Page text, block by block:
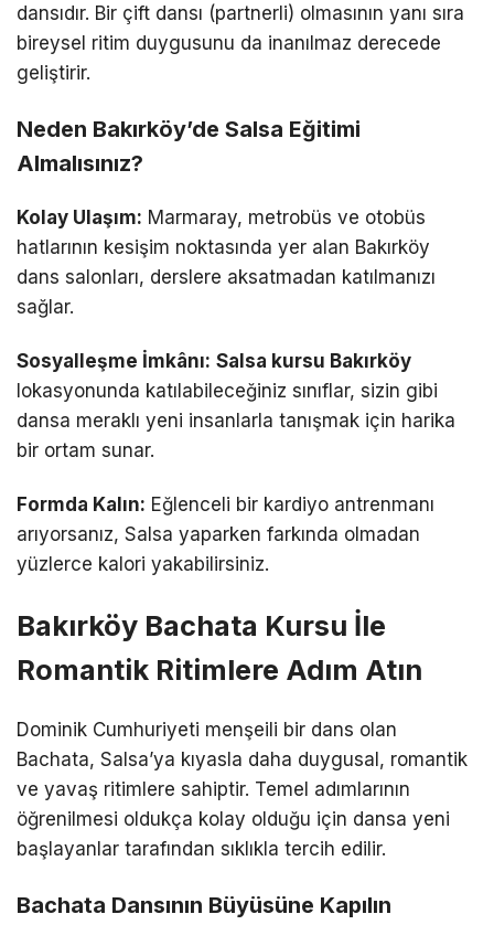
dansıdır. Bir çift dansı (partnerli) olmasının yanı sıra
bireysel ritim duygusunu da inanılmaz derecede
geliştirir.
Neden Bakırköy’de Salsa Eğitimi
Almalısınız?
Kolay Ulaşım: Marmaray, metrobüs ve otobüs
hatlarının kesişim noktasında yer alan Bakırköy
dans salonları, derslere aksatmadan katılmanızı
sağlar.
Sosyalleşme İmkânı: Salsa kursu Bakırköy
lokasyonunda katılabileceğiniz sınıflar, sizin gibi
dansa meraklı yeni insanlarla tanışmak için harika
bir ortam sunar.
Formda Kalın: Eğlenceli bir kardiyo antrenmanı
arıyorsanız, Salsa yaparken farkında olmadan
yüzlerce kalori yakabilirsiniz.
Bakırköy Bachata Kursu İle
Romantik Ritimlere Adım Atın
Dominik Cumhuriyeti menşeili bir dans olan
Bachata, Salsa’ya kıyasla daha duygusal, romantik
ve yavaş ritimlere sahiptir. Temel adımlarının
öğrenilmesi oldukça kolay olduğu için dansa yeni
başlayanlar tarafından sıklıkla tercih edilir.
Bachata Dansının Büyüsüne Kapılın